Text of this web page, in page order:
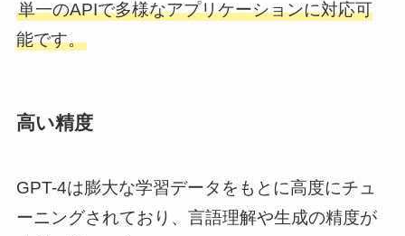
単一のAPIで多様なアプリケーションに対応可
能です。
高い精度
GPT-4は膨大な学習データをもとに高度にチュ
ーニングされており、言語理解や生成の精度が